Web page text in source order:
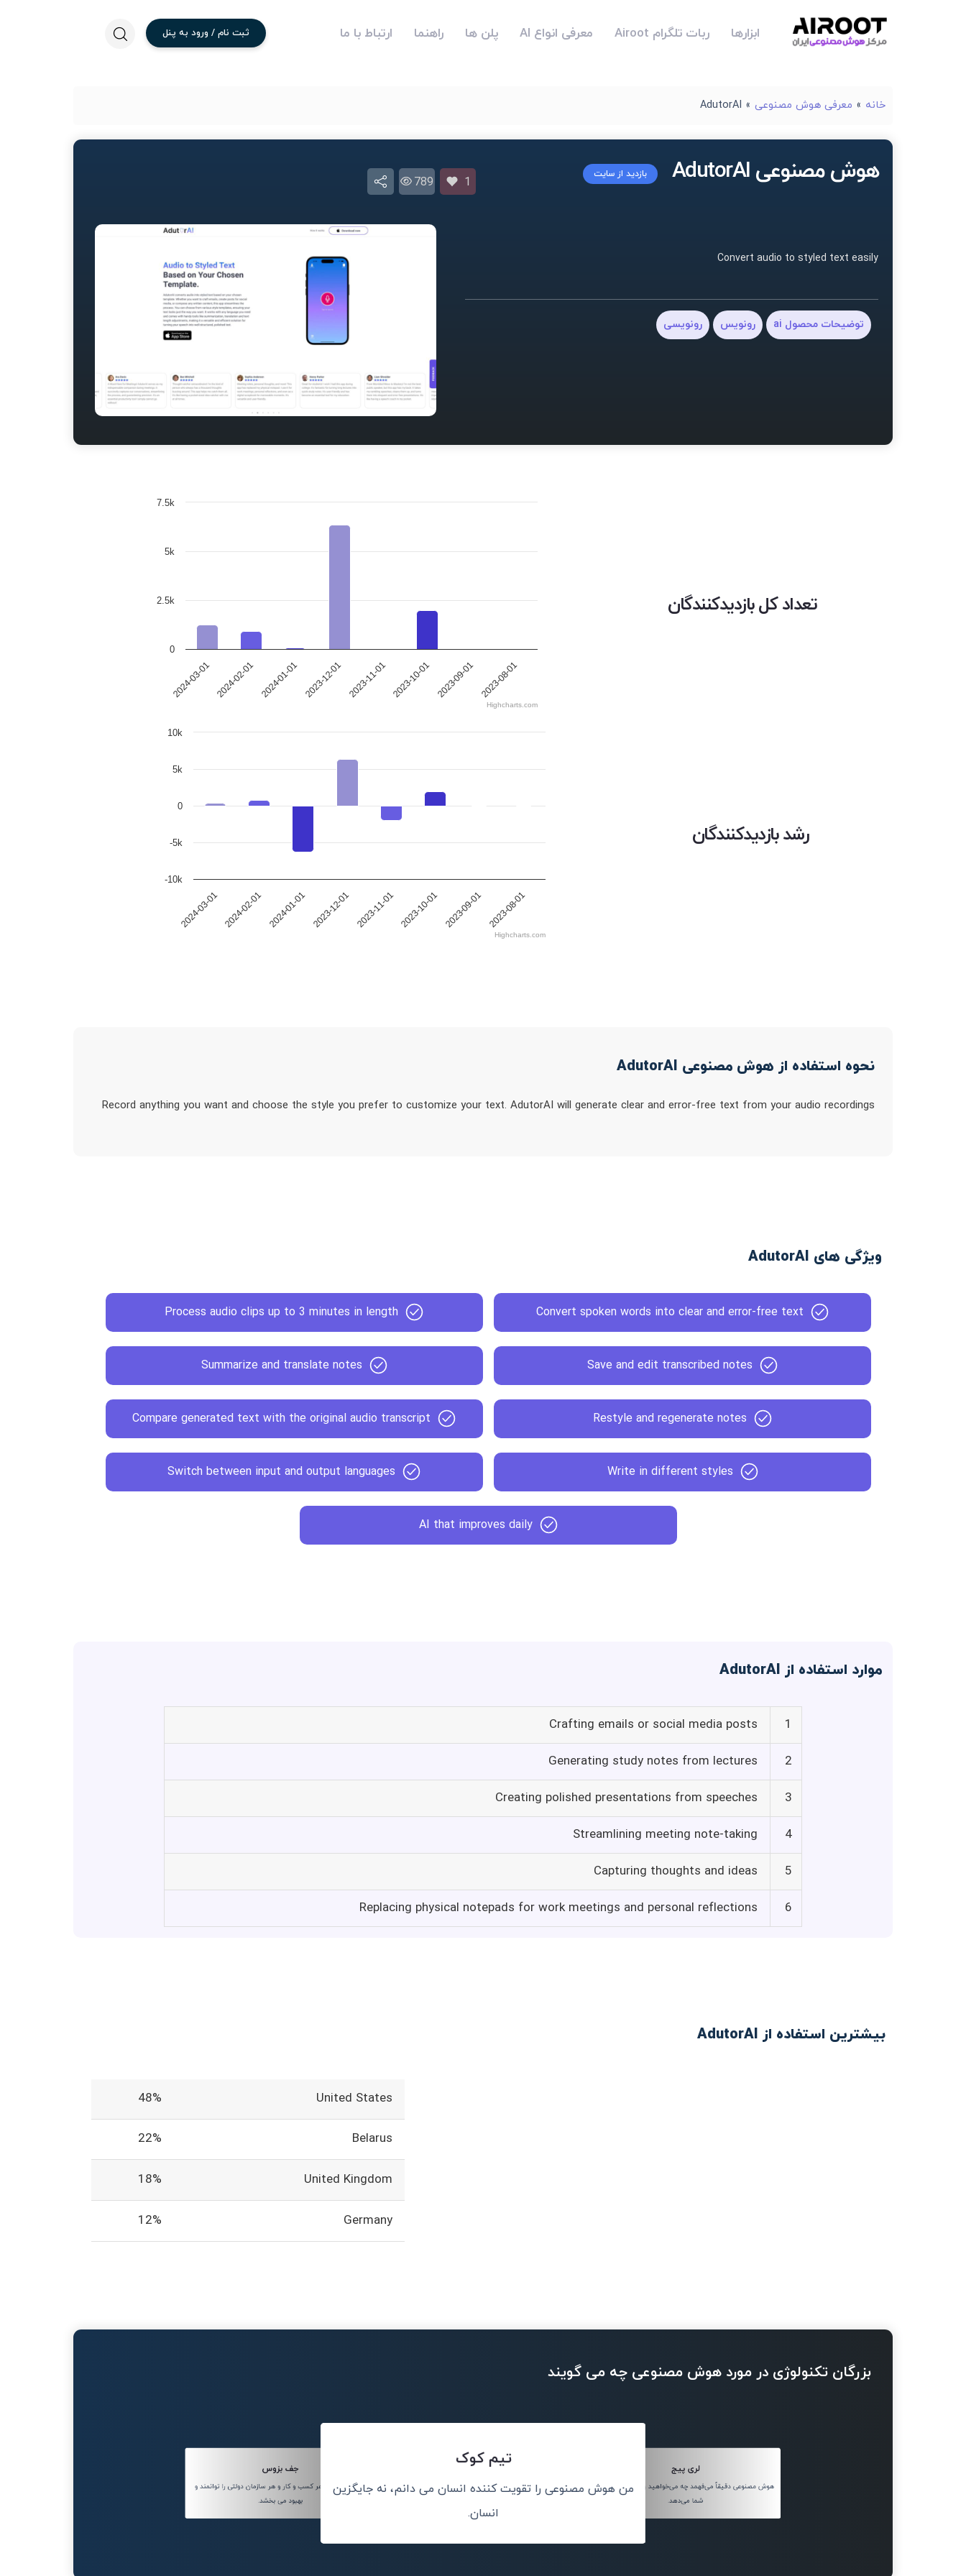
ابزارها ربات تلگرام Airoot معرفی انواع AI پلن ها راهنما ارتباط با ما ثبت نام / ورود به پنل
خانه » معرفی هوش مصنوعی »
AdutorAI
هوش مصنوعی AdutorAI بازدید از سایت
1
789
Convert audio to styled text easily
توضیحات محصول ai رونویس رونویسی
تعداد کل بازدیدکنندگان
2024-03-01 2024-02-01 2024-01-01 2023-12-01 2023-11-01 2023-10-01 2023-09-01 2023-08-01
0
2.5k
5k
7.5k
Highcharts.com
رشد بازدیدکنندگان
2024-03-01 2024-02-01 2024-01-01 2023-12-01 2023-11-01 2023-10-01 2023-09-01 2023-08-01
-10k
-5k
0
5k
10k
Highcharts.com
نحوه استفاده از هوش مصنوعی AdutorAI
Record anything you want and choose the style you prefer to customize your text. AdutorAI will generate clear and error-free text from your audio recordings
ویژگی های AdutorAI
Convert spoken words into clear and error-free text
Process audio clips up to 3 minutes in length
Save and edit transcribed notes
Summarize and translate notes
Restyle and regenerate notes
Compare generated text with the original audio transcript
Write in different styles
Switch between input and output languages
AI that improves daily
موارد استفاده از AdutorAI
1
Crafting emails or social media posts
2
Generating study notes from lectures
3
Creating polished presentations from speeches
4
Streamlining meeting note-taking
5
Capturing thoughts and ideas
6
Replacing physical notepads for work meetings and personal reflections
بیشترین استفاده از AdutorAI
United States
48%
Belarus
22%
United Kingdom
18%
Germany
12%
بزرگان تکنولوژی در مورد هوش مصنوعی چه می گویند
لری پیج
هوش مصنوعی دقیقاً می‌فهمد چه می‌خواهید و چیز درست را به
شما می‌دهد.
تیم کوک
من هوش مصنوعی را تقویت کننده انسان می دانم، نه جایگزین
انسان.
جف بزوس
هوش مصنوعی هر کسب و کار و هر سازمان دولتی را توانمند و
بهبود می بخشد.